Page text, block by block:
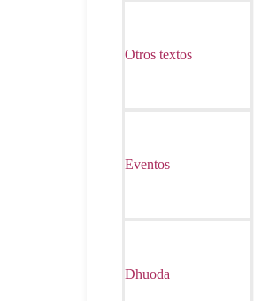
Otros textos
Eventos
Dhuoda